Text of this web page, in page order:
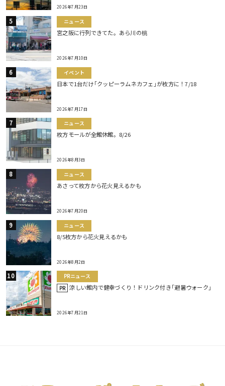
2026年7月23日
ニュース
宮之阪に行列できてた。あら川の桃
2026年7月10日
イベント
日本で1台だけ｢クッピーラムネカフェ｣が枚方に！7/18
2026年7月17日
ニュース
枚方モールが全館休館。8/26
2026年8月3日
ニュース
あさって枚方から花火見えるかも
2026年7月20日
ニュース
8/5枚方から花火見えるかも
2026年8月2日
PRニュース
PR 涼しい館内で健幸づくり！ドリンク付き｢避暑ウォーク｣
2026年7月21日